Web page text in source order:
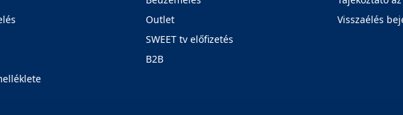
Outlet
SWEET tv előfizetés
B2B
Visszaélés